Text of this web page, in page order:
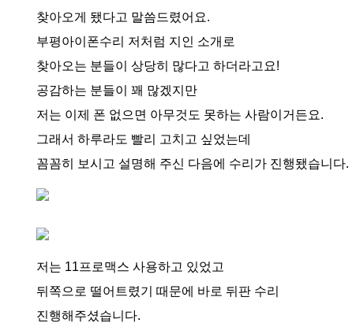
찾아오게 됐다고 말씀드렸어요.
부평아이폰수리 저처럼 지인 소개로
찾아오는 분들이 상당히 많다고 하더라고요!
공감하는 분들이 꽤 많겠지만
저는 이제 폰 없으면 아무것도 못하는 사람이거든요.
그래서 하루라도 빨리 고치고 싶었는데
꼼꼼히 보시고 설명해 주신 다음에 수리가 진행됐습니다.
저는 11프로맥스 사용하고 있었고
뒤쪽으로 떨어트렸기 때문에 바로 뒤판 수리
진행해주셨습니다.